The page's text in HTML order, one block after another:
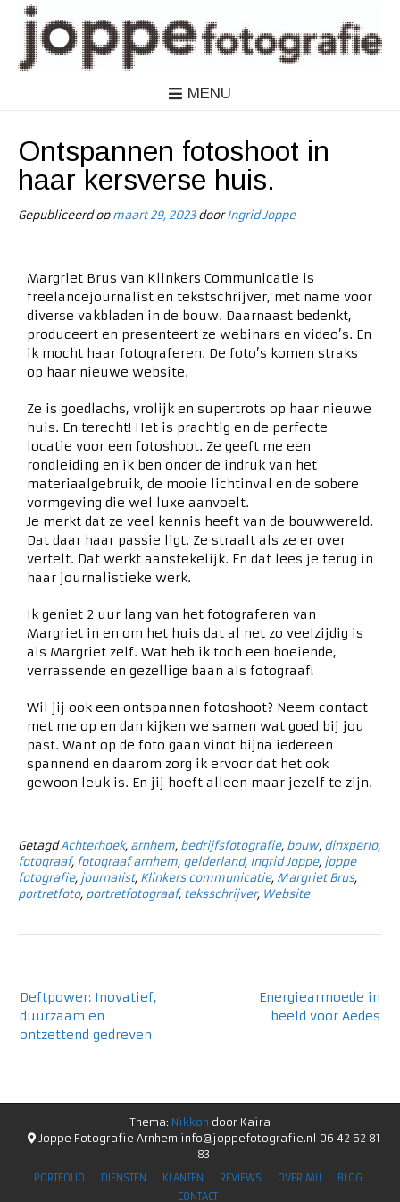
MENU
Ontspannen fotoshoot in
haar kersverse huis.
Gepubliceerd op maart 29, 2023door Ingrid Joppe
Margriet Brus van Klinkers Communicatie is
freelancejournalist en tekstschrijver, met name voor
diverse vakbladen in de bouw. Daarnaast bedenkt,
produceert en presenteert ze webinars en video’s. En
ik mocht haar fotograferen. De foto’s komen straks
op haar nieuwe website.
Ze is goedlachs, vrolijk en supertrots op haar nieuwe
huis. En terecht! Het is prachtig en de perfecte
locatie voor een fotoshoot. Ze geeft me een
rondleiding en ik ben onder de indruk van het
materiaalgebruik, de mooie lichtinval en de sobere
vormgeving die wel luxe aanvoelt.
Je merkt dat ze veel kennis heeft van de bouwwereld.
Dat daar haar passie ligt. Ze straalt als ze er over
vertelt. Dat werkt aanstekelijk. En dat lees je terug in
haar journalistieke werk.
Ik geniet 2 uur lang van het fotograferen van
Margriet in en om het huis dat al net zo veelzijdig is
als Margriet zelf. Wat heb ik toch een boeiende,
verrassende en gezellige baan als fotograaf!
Wil jij ook een ontspannen fotoshoot? Neem contact
met me op en dan kijken we samen wat goed bij jou
past. Want op de foto gaan vindt bijna iedereen
spannend en daarom zorg ik ervoor dat het ook
gewoon leuk is. En jij hoeft alleen maar jezelf te zijn.
GetagdAchterhoek, arnhem, bedrijfsfotografie, bouw, dinxperlo,
fotograaf, fotograaf arnhem, gelderland, Ingrid Joppe, joppe
fotografie, journalist, Klinkers communicatie, Margriet Brus,
portretfoto, portretfotograaf, teksschrijver, Website
Energiearmoede in
beeld voor Aedes
Deftpower: Inovatief,
duurzaam en
ontzettend gedreven
Thema: Nikkon door Kaira
Joppe Fotografie Arnhem info@joppefotografie.nl 06 42 62 81
83
PORTFOLIO DIENSTEN KLANTEN REVIEWS OVER MIJ
BLOG
CONTACT